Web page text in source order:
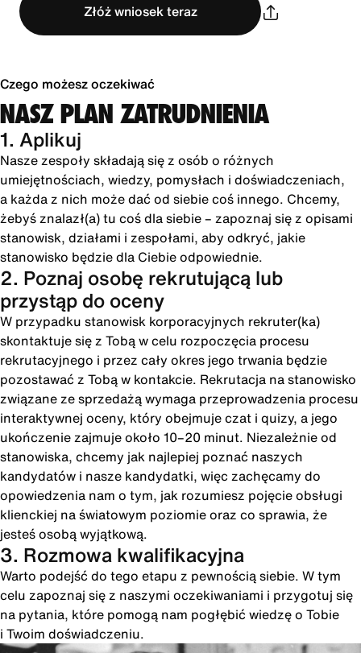
Złóż wniosek teraz
Czego możesz oczekiwać
NASZ PLAN ZATRUDNIENIA
1. Aplikuj
Nasze zespoły składają się z osób o różnych
umiejętnościach, wiedzy, pomysłach i doświadczeniach,
a każda z nich może dać od siebie coś innego. Chcemy,
żebyś znalazł(a) tu coś dla siebie – zapoznaj się z opisami
stanowisk, działami i zespołami, aby odkryć, jakie
stanowisko będzie dla Ciebie odpowiednie.
2. Poznaj osobę rekrutującą lub
przystąp do oceny
W przypadku stanowisk korporacyjnych rekruter(ka)
skontaktuje się z Tobą w celu rozpoczęcia procesu
rekrutacyjnego i przez cały okres jego trwania będzie
pozostawać z Tobą w kontakcie. Rekrutacja na stanowisko
związane ze sprzedażą wymaga przeprowadzenia procesu
interaktywnej oceny, który obejmuje czat i quizy, a jego
ukończenie zajmuje około 10–20 minut. Niezależnie od
stanowiska, chcemy jak najlepiej poznać naszych
kandydatów i nasze kandydatki, więc zachęcamy do
opowiedzenia nam o tym, jak rozumiesz pojęcie obsługi
klienckiej na światowym poziomie oraz co sprawia, że
jesteś osobą wyjątkową.
3. Rozmowa kwalifikacyjna
Warto podejść do tego etapu z pewnością siebie. W tym
celu zapoznaj się z naszymi oczekiwaniami i przygotuj się
na pytania, które pomogą nam pogłębić wiedzę o Tobie
i Twoim doświadczeniu.